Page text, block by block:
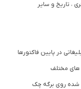
، تاریخ و سایر
در پایین فاکتورها
های مختلف
روی برگه چک